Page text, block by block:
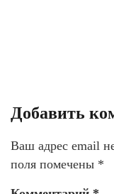
Добавить
Ваш адрес email
поля помечены *